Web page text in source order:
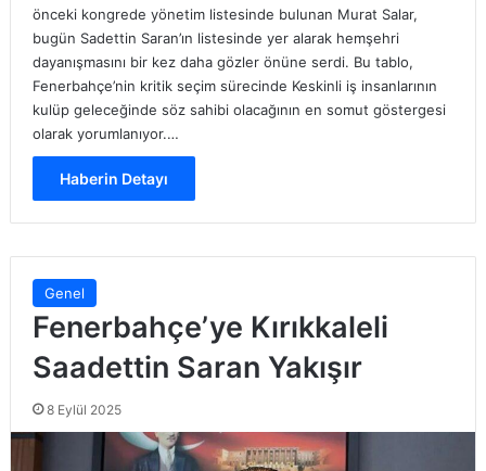
önceki kongrede yönetim listesinde bulunan Murat Salar,
bugün Sadettin Saran’ın listesinde yer alarak hemşehri
dayanışmasını bir kez daha gözler önüne serdi. Bu tablo,
Fenerbahçe’nin kritik seçim sürecinde Keskinli iş insanlarının
kulüp geleceğinde söz sahibi olacağının en somut göstergesi
olarak yorumlanıyor.…
Haberin Detayı
Genel
Fenerbahçe’ye Kırıkkaleli
Saadettin Saran Yakışır
8 Eylül 2025